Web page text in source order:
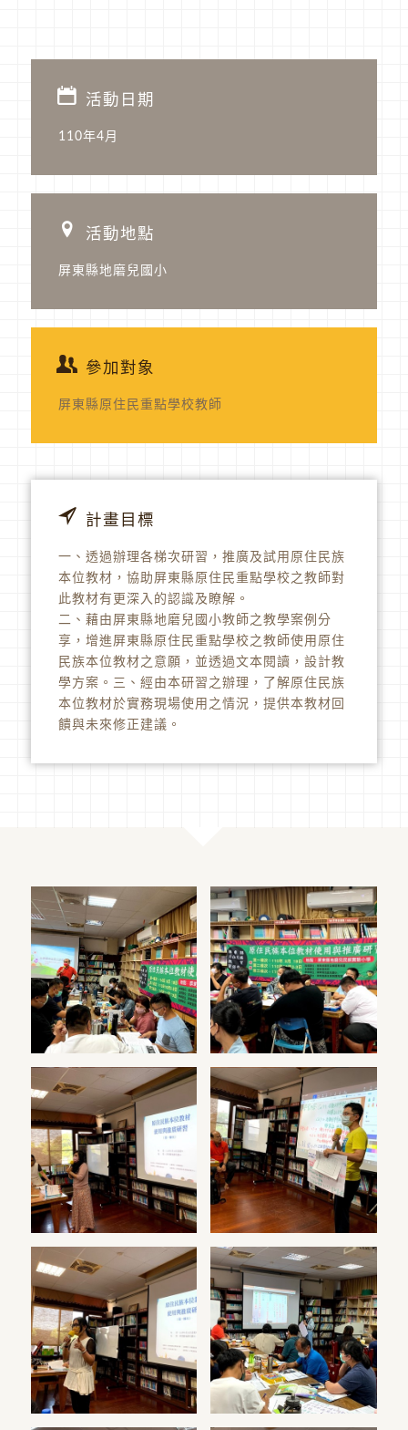
活動日期
110年4月
活動地點
屏東縣地磨兒國小
參加對象
屏東縣原住民重點學校教師
計畫目標
一、透過辦理各梯次研習，推廣及試用原住民族
本位教材，協助屏東縣原住民重點學校之教師對
此教材有更深入的認識及瞭解。
二、藉由屏東縣地磨兒國小教師之教學案例分
享，增進屏東縣原住民重點學校之教師使用原住
民族本位教材之意願，並透過文本閱讀，設計教
學方案。三、經由本研習之辦理，了解原住民族
本位教材於實務現場使用之情況，提供本教材回
饋與未來修正建議。